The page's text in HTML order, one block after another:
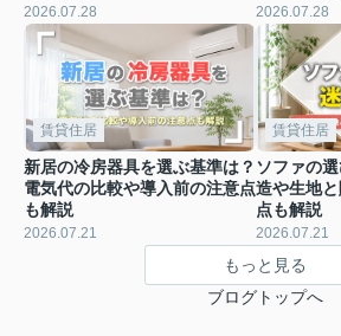
2026.07.28 2026.07.28
賃貸住居
新居の冷房器具を選ぶ基準は？
電気代の比較や導入前の注意点
も解説
2026.07.21
賃貸住居
ソファの
造や生地
点も解説
2026.07.21
もっと見る
ブログトップへ